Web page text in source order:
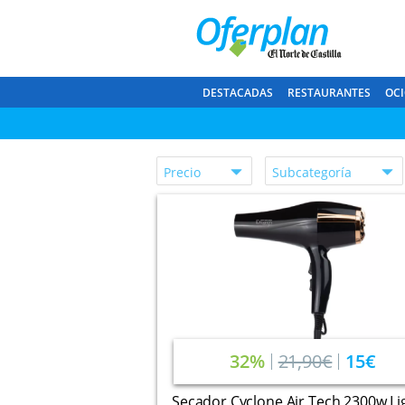
DESTACADAS RESTAURANTES
Precio Subcategoría
32% 21,90€ 15€